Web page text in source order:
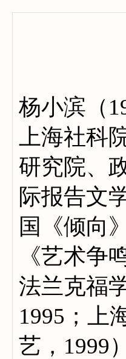
杨小滨（
上海社科
研究院、
际报告文
国《倾向
《艺术争
法兰克福
1995；上
艺，1999